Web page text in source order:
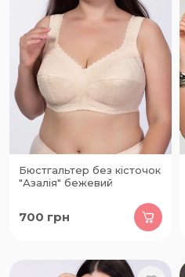
Бюстгальтер без кісточок
"Азалія" бежевий
700 грн